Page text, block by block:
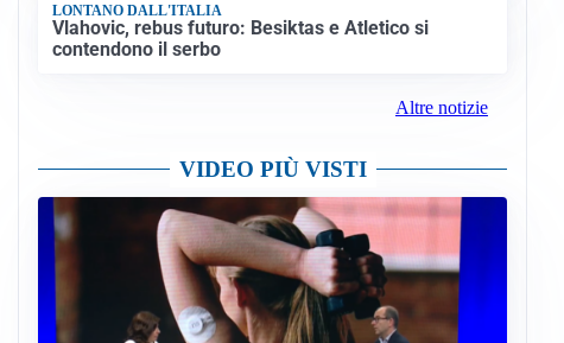
LONTANO DALL'ITALIA
Vlahovic, rebus futuro: Besiktas e Atletico si
contendono il serbo
Altre notizie
VIDEO PIÙ VISTI